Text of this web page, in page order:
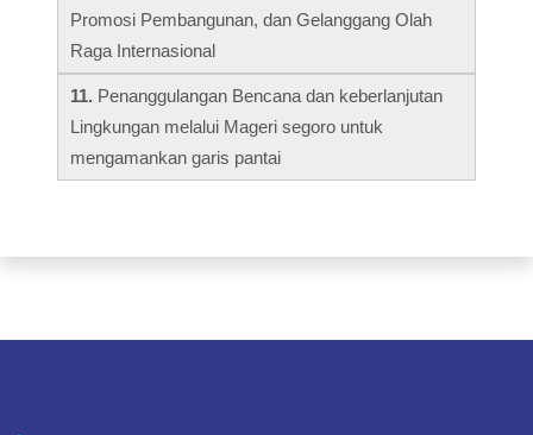
Promosi Pembangunan, dan Gelanggang Olah
Raga Internasional
11. Penanggulangan Bencana dan keberlanjutan
Lingkungan melalui Mageri segoro untuk
mengamankan garis pantai